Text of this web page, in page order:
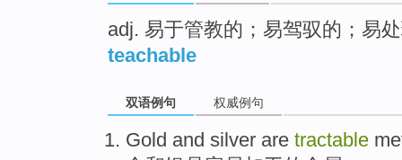
adj. 易于管教的；易驾驭的；易
teachable
双语例句 权威例句
Gold and silver are tractable